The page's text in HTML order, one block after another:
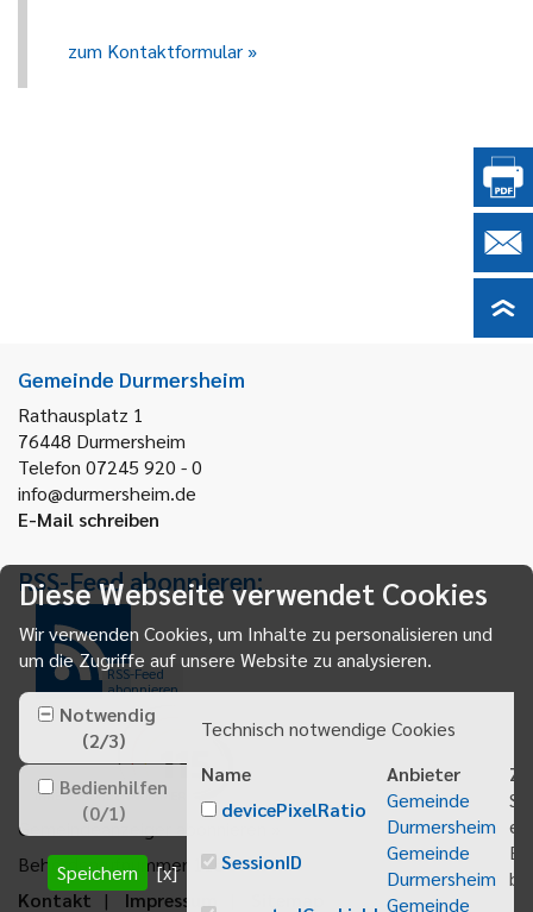
zum Kontaktformular
Gemeinde Durmersheim
Rathausplatz 1
76448 Durmersheim
Telefon 07245 920 - 0
info@durmersheim.de
E-Mail schreiben
RSS-Feed abonnieren:
RSS-Feed
abonnieren
Gemeindeanzeiger abonnieren
Behördenrufnummer 115
Kontakt
Impressum
Diese Webseite verwendet Cookies
Wir verwenden Cookies, um Inhalte zu personalisieren und
um die Zugriffe auf unsere Website zu analysieren.
Notwendig
(2/3)
Bedienhilfen
(0/1)
Speichern [x]
Technisch notwendige Cookies
Name
Anbieter
devicePixelRatio
Gemeinde
Durmersheim
SessionID
Gemeinde
Durmersheim
Gemeinde